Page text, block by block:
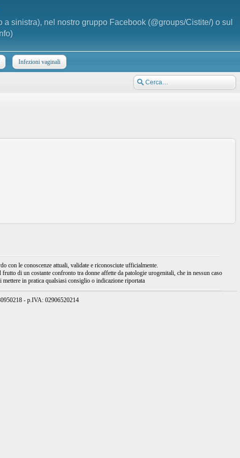
sinistra), nel nostro gruppo Facebook (@groups/Cistite/) o sul
Infezioni vaginali
con le conoscenze attuali, validate e riconosciute ufficialmente.
di un costante confronto tra donne affette da patologie urogenitali, che in nessun caso
in pratica qualsiasi consiglio o indicazione riportata
- p.IVA: 02906520214